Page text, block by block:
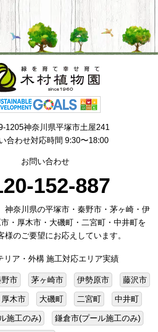
1205神奈川県平塚市土屋241
合わせ対応時間 9:30〜18:00
お問い合わせ
152-887
神奈川県の平塚市・秦野市・茅ヶ崎・伊
・厚木市・大磯町・二宮町・中井町を
様のご要望にお応えしています。
リア・外構 施工対応エリア実績
野市 茅ヶ崎市 伊勢原市 藤沢市
厚木市 大磯町 二宮町 中井町
施工のみ) 鎌倉市(プール施工のみ)